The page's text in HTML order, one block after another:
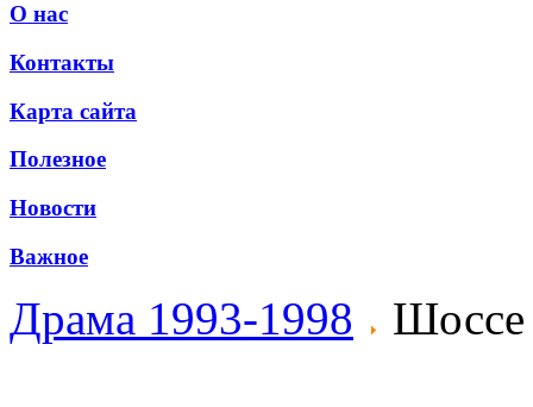
О нас
Контакты
Карта сайта
Полезное
Новости
Важное
Драма 1993-1998 Шоссе